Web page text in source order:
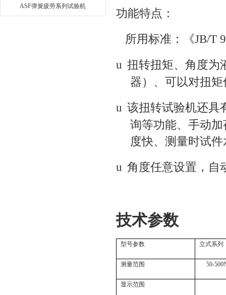
功能特点：
所用标准：
《JB/T
u 扭转扭矩、角度为
器）、可以对扭
u 该扭转试验机还具
询等功能、手动
度快、测量时试
u 角度任意设置，自
技术参数
型号参数 立式系列
测量范围 50-
显示范围
ASF弹簧疲劳系列试验机